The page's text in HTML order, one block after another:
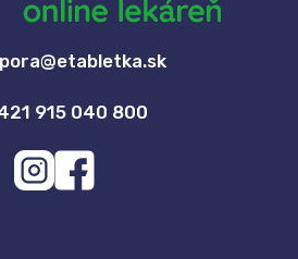
915 040 800